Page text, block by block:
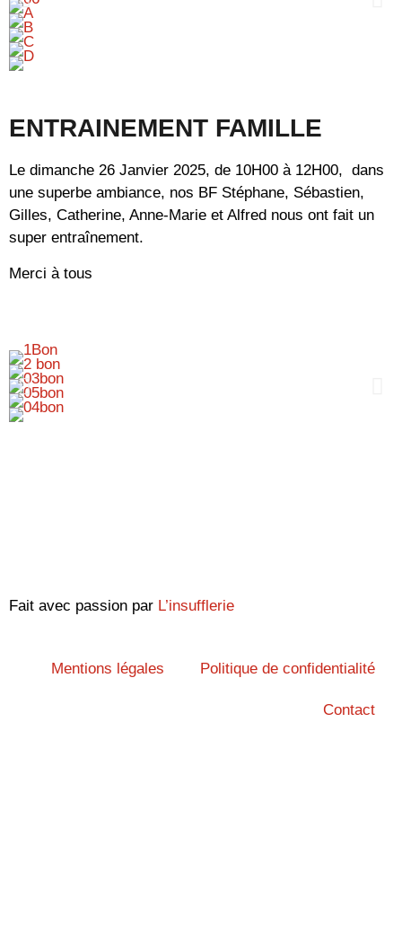
ENTRAINEMENT FAMILLE
Le dimanche 26 Janvier 2025, de 10H00 à 12H00, dans
une superbe ambiance, nos BF Stéphane, Sébastien,
Gilles, Catherine, Anne-Marie et Alfred nous ont fait un
super entraînement.
Merci à tous
Fait avec passion par L’insufflerie
Mentions légales Politique de confidentialité
Contact